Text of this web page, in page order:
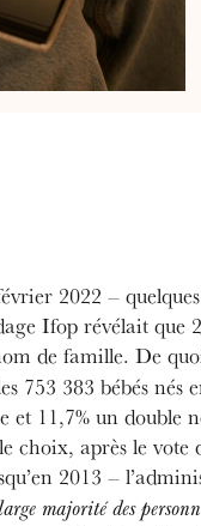
2022 –
Ifop révélait que
de famille. De
753 383 bébés
et 11,7% un double
choix, après le vote
2013 –
majorité des